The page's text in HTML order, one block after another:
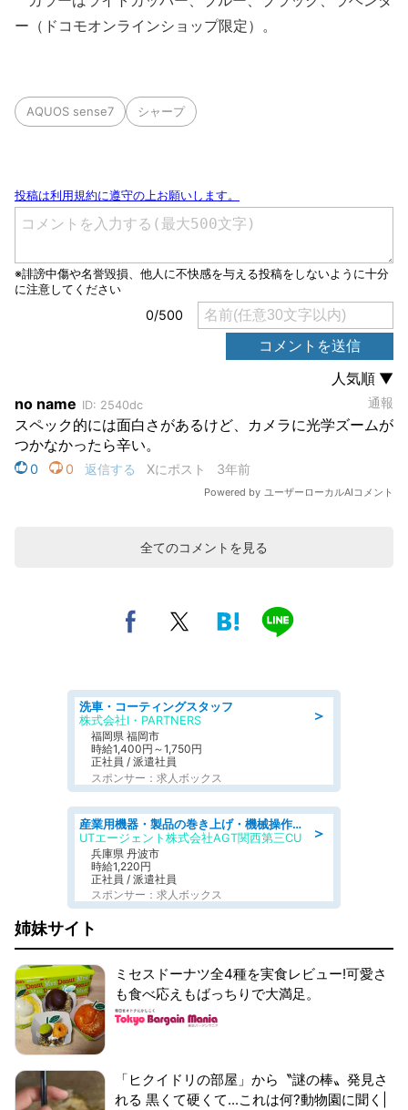
ー（ドコモオンラインショップ限定）。
AQUOS sense7 シャープ
全てのコメントを見る
＞
洗車・コーティングスタッフ
株式会社I・PARTNERS
福岡県 福岡市
時給1,400円～1,750円
正社員 / 派遣社員
スポンサー：求人ボックス
＞
産業用機器・製品の巻き上げ・機械操作・材料補充/寮完備/日勤/日払い/工場・製造
UTエージェント株式会社AGT関西第三CU
兵庫県 丹波市
時給1,220円
正社員 / 派遣社員
スポンサー：求人ボックス
姉妹サイト
ミセスドーナツ全4種を実食レビュー!可愛さ
も食べ応えもばっちりで大満足。
「ヒクイドリの部屋」から〝謎の棒〟発見さ
れる 黒くて硬くて...これは何?動物園に聞く|